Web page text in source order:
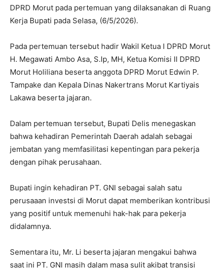
DPRD Morut pada pertemuan yang dilaksanakan di Ruang
Kerja Bupati pada Selasa, (6/5/2026).
Pada pertemuan tersebut hadir Wakil Ketua I DPRD Morut
H. Megawati Ambo Asa, S.Ip, MH, Ketua Komisi II DPRD
Morut Holiliana beserta anggota DPRD Morut Edwin P.
Tampake dan Kepala Dinas Nakertrans Morut Kartiyais
Lakawa beserta jajaran.
Dalam pertemuan tersebut, Bupati Delis menegaskan
bahwa kehadiran Pemerintah Daerah adalah sebagai
jembatan yang memfasilitasi kepentingan para pekerja
dengan pihak perusahaan.
Bupati ingin kehadiran PT. GNI sebagai salah satu
perusaaan investsi di Morut dapat memberikan kontribusi
yang positif untuk memenuhi hak-hak para pekerja
didalamnya.
Sementara itu, Mr. Li beserta jajaran mengakui bahwa
saat ini PT. GNI masih dalam masa sulit akibat transisi